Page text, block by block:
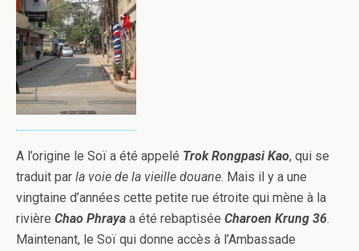
A l’origine le Soï a été appelé TrokRongpasi Kao, qui se
traduit par la voie de la vieille douane. Mais il y a une
vingtaine d’années cette petite rue étroite qui mène à la
rivière Chao Phraya a été rebaptisée Charoen Krung 36.
Maintenant, le Soï qui donne accès à l’Ambassade